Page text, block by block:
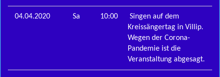
04.04.2020 Sa 10:00
Singen auf dem
Kreissängertag in Villip.
Wegen der Corona-
Pandemie ist die
Veranstaltung abgesagt.